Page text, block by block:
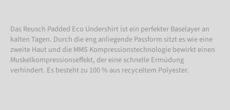
Das Reusch Padded Eco Undershirt ist ein perfekter Baselayer an
kalten Tagen. Durch die eng anliegende Passform sitzt es wie eine
zweite Haut und die MMS Kompressionstechnologie bewirkt einen
Muskelkompressionseffekt, der eine schnelle Ermüdung
verhindert. Es besteht zu 100 % aus recyceltem Polyester.